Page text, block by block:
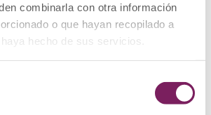
combinarla con otra información
o que hayan recopilado a
hecho de sus servicios.
Nace la Red de
Cardioprotegidas de
Elkargoko lan taldeekin bat
Súmate a los grupos